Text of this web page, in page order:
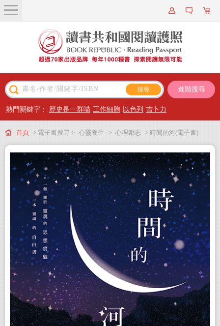
關於我們
近期新書
主題閱讀
出版專區
會員專屬
會員儲值方案
進階搜尋
熱門關鍵字： 歷史是一群喵 工作細胞 以色列 吉卜力
首頁 > 電子書搜尋 > 心靈養生 > 心理勵志 > 時間的河(電子書)